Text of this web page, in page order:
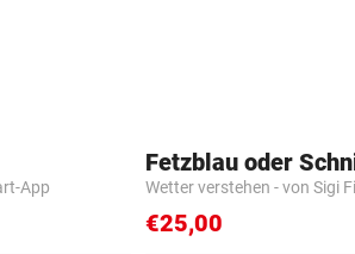
App
Fetzblau oder
Wetter verstehen - von Sigi
€25,00